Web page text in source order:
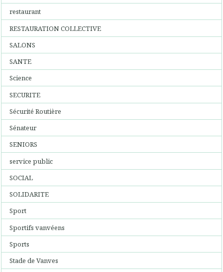
restaurant
RESTAURATION COLLECTIVE
SALONS
SANTE
Science
SECURITE
Sécurité Routière
Sénateur
SENIORS
service public
SOCIAL
SOLIDARITE
Sport
Sportifs vanvéens
Sports
Stade de Vanves